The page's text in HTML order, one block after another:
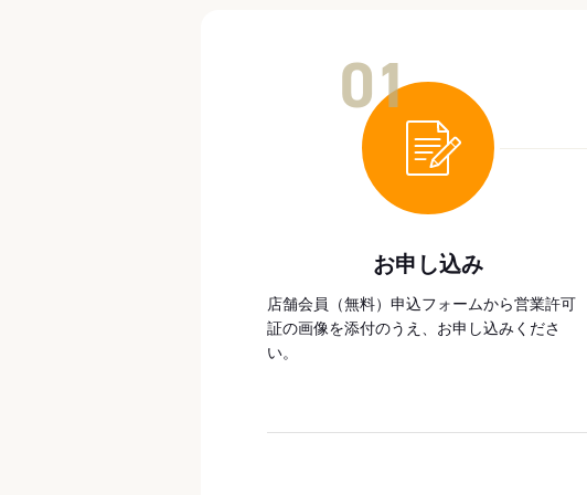
お申し込み
店舗会員（無料）申込フォームから営業許可
証の画像を添付のうえ、お申し込みくださ
い。